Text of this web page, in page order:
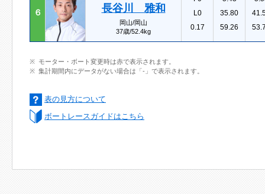
６ 長谷川 雅和
岡山/岡山
37歳/52.4kg
L0
0.17
35.80
59.26
モーター・ボート変更時は赤で表示されます。
集計期間内にデータがない場合は「-」で表示されます。
表の見方について
ボートレースガイドはこちら